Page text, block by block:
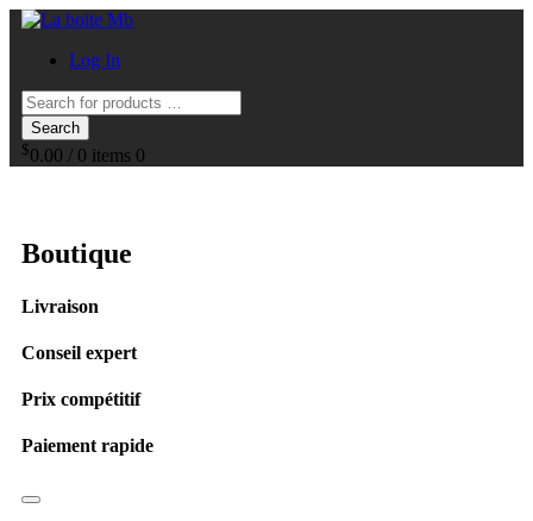
Log In
Search
$0.00 / 0 items 0
Boutique
Livraison
Conseil expert
Prix compétitif
Paiement rapide